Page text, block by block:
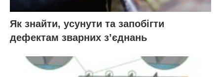
Як знайти, усунути та запобігти
дефектам зварних з’єднань